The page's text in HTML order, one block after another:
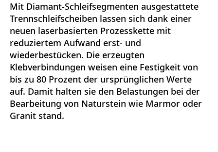
Mit Diamant-Schleifsegmenten ausgestattete
Trennschleifscheiben lassen sich dank einer
neuen laserbasierten Prozesskette mit
reduziertem Aufwand erst- und
wiederbestücken. Die erzeugten
Klebverbindungen weisen eine Festigkeit von
bis zu 80 Prozent der ursprünglichen Werte
auf. Damit halten sie den Belastungen bei der
Bearbeitung von Naturstein wie Marmor oder
Granit stand.